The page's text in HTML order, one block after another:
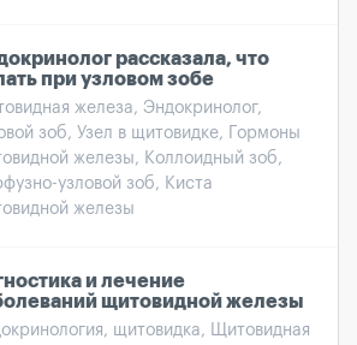
рассказала, что
при узловом зобе
железа, Эндокринолог,
зоб, Узел в щитовидке, Гормоны
железы, Коллоидный зоб,
узловой зоб, Киста
железы
и лечение
щитовидной железы
щитовидка, Щитовидная